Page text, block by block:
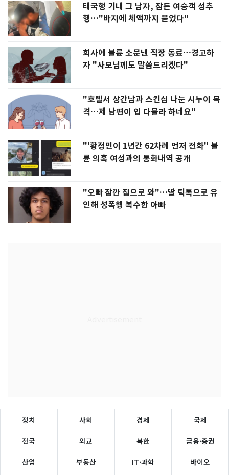
태국행 기내 그 남자, 잠든 여승객 성추
행…"바지에 체액까지 묻었다"
회사에 불륜 소문낸 직장 동료…경고하
자 "사모님께도 말씀드리겠다"
"호텔서 상간남과 스킨십 나눈 시누이 목
격…제 남편이 입 다물라 하네요"
"'황정민이 1년간 62차례 먼저 전화" 불
륜 의혹 여성과의 통화내역 공개
"오빠 잠깐 집으로 와"…딸 틱톡으로 유
인해 성폭행 복수한 아빠
정치 사회 경제 국제
전국 외교 북한 금융·증권
산업 부동산 IT·과학 바이오